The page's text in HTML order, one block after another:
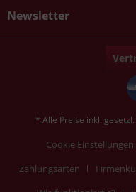
Newsletter
* Alle Preise inkl.
Cookie Einstellungen
Zahlungsarten